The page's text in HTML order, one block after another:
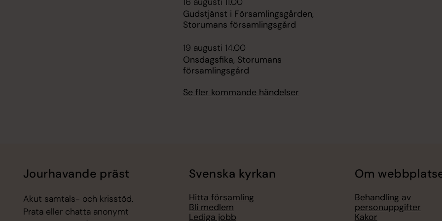
Gudstjänst i Församlingsgården,
Storumans församlingsgård
19 augusti 14.00
Onsdagsfika, Storumans
församlingsgård
Se fler kommande händelser
Jourhavande präst
Akut samtals- och krisstöd.
Prata eller chatta anonymt
Svenska kyrkan
Hitta församling
Bli medlem
Lediga jobb
Om
Behandling av
personuppgifter
Kakor